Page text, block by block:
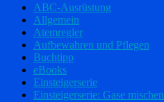
ABC-Ausrüstung
Allgemein
Atemregler
Aufbewahren und Pflegen
Buchtipp
eBooks
Einsteigerserie
Einsteigerserie: Gase mischen